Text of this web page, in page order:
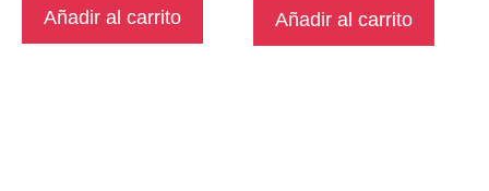
Añadir al carrito Añadir al carrito